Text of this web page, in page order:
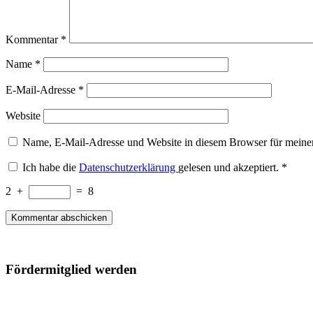
Kommentar *
Name *
E-Mail-Adresse *
Website
Name, E-Mail-Adresse und Website in diesem Browser für
Ich habe die Datenschutzerklärung gelesen und akzeptiert. *
2 + = 8
Fördermitglied werden